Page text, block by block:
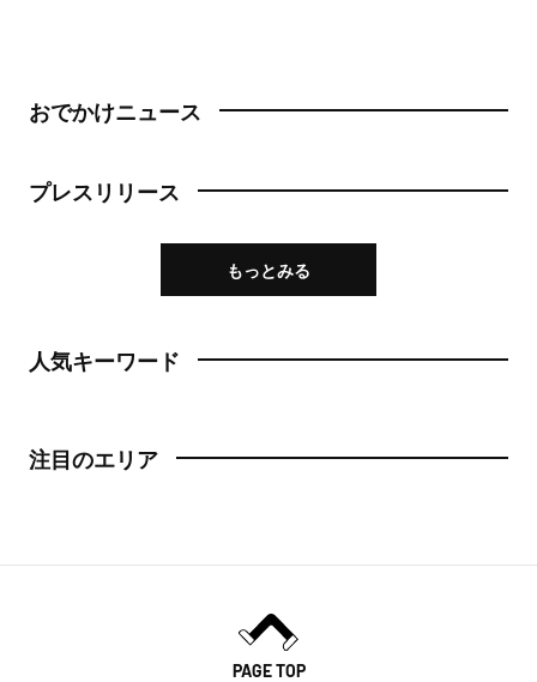
おでかけニュース
プレスリリース
もっとみる
人気キーワード
注目のエリア
PAGE TOP